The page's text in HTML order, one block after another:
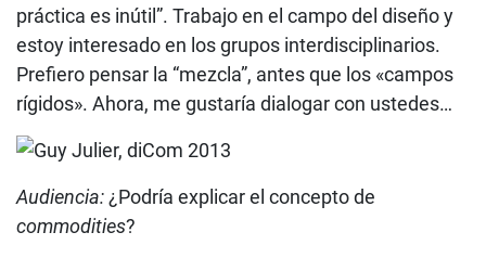
práctica es inútil”. Trabajo en el campo del diseño y
estoy interesado en los grupos interdisciplinarios.
Prefiero pensar la “mezcla”, antes que los «campos
rígidos». Ahora, me gustaría dialogar con ustedes…
Audiencia:¿Podría explicar el concepto de
commodities?